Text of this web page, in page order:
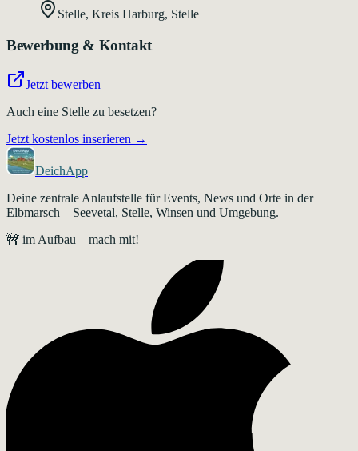
Stelle, Kreis Harburg, Stelle
Bewerbung & Kontakt
Jetzt bewerben
Auch eine Stelle zu besetzen?
Jetzt kostenlos inserieren →
DeichApp
Deine zentrale Anlaufstelle für Events, News und Orte in der
Elbmarsch – Seevetal, Stelle, Winsen und Umgebung.
🚧 im Aufbau – mach mit!